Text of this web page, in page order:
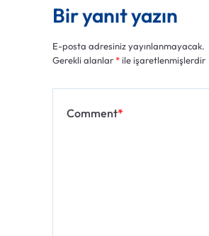
Bir yanıt yazın
E-posta adresiniz yayınlanmayacak.
Gerekli alanlar*ile işaretlenmişlerdir
Comment*